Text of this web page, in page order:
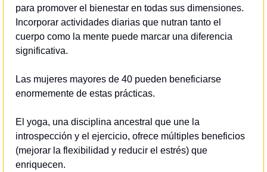
para promover el bienestar en todas sus dimensiones.
Incorporar actividades diarias que nutran tanto el
cuerpo como la mente puede marcar una diferencia
significativa.
Las mujeres mayores de 40 pueden beneficiarse
enormemente de estas prácticas.
El yoga, una disciplina ancestral que une la
introspección y el ejercicio, ofrece múltiples beneficios
(mejorar la flexibilidad y reducir el estrés) que
enriquecen.